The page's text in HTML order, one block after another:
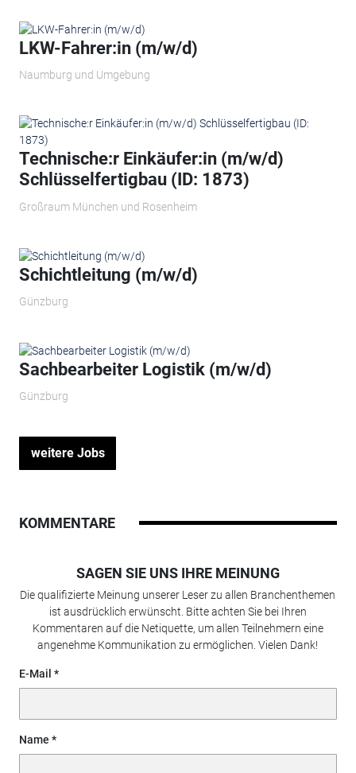
LKW-Fahrer:in (m/w/d)
Naumburg und Umgebung
Technische:r Einkäufer:in (m/w/d)
Schlüsselfertigbau (ID: 1873)
Großraum München und Rosenheim
Schichtleitung (m/w/d)
Günzburg
Sachbearbeiter Logistik (m/w/d)
Günzburg
weitere Jobs
KOMMENTARE
SAGEN SIE UNS IHRE MEINUNG
Die qualifizierte Meinung unserer Leser zu allen Branchenthemen
ist ausdrücklich erwünscht. Bitte achten Sie bei Ihren
Kommentaren auf die Netiquette, um allen Teilnehmern eine
angenehme Kommunikation zu ermöglichen. Vielen Dank!
E-Mail
Name